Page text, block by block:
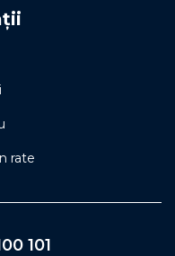
rate
101